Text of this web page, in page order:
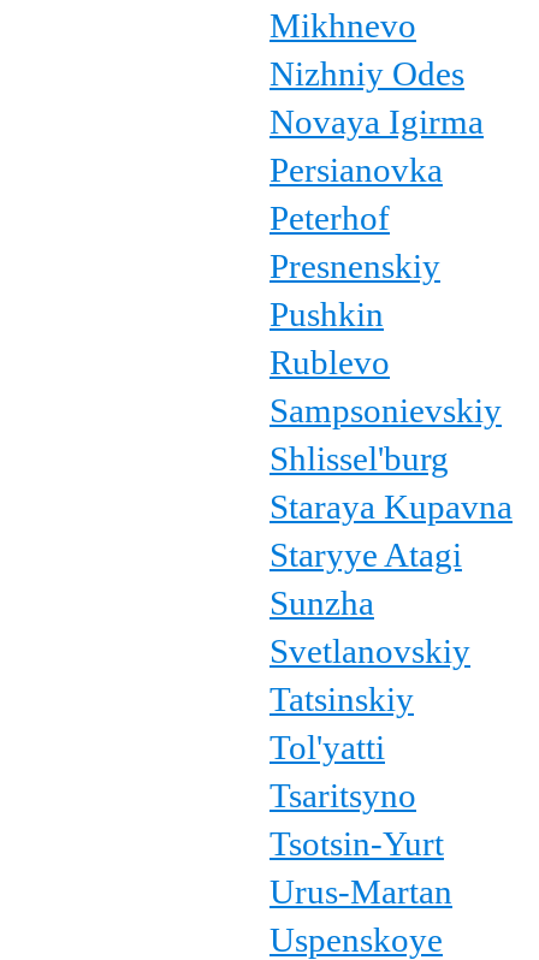
Mikhnevo
Nizhniy Odes
Novaya Igirma
Persianovka
Peterhof
Presnenskiy
Pushkin
Rublevo
Sampsonievskiy
Shlissel'burg
Staraya Kupavna
Staryye Atagi
Sunzha
Svetlanovskiy
Tatsinskiy
Tol'yatti
Tsaritsyno
Tsotsin-Yurt
Urus-Martan
Uspenskoye